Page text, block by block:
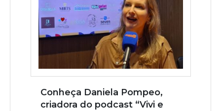
Conheça Daniela Pompeo,
criadora do podcast “Vivi e